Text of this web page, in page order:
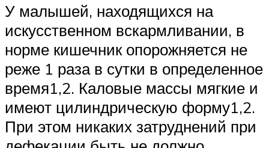
У малышей, находящихся на
искусственном вскармливании, в
норме кишечник опорожняется не
реже 1 раза в сутки в определенное
время1,2. Каловые массы мягкие и
имеют цилиндрическую форму1,2.
При этом никаких затруднений при